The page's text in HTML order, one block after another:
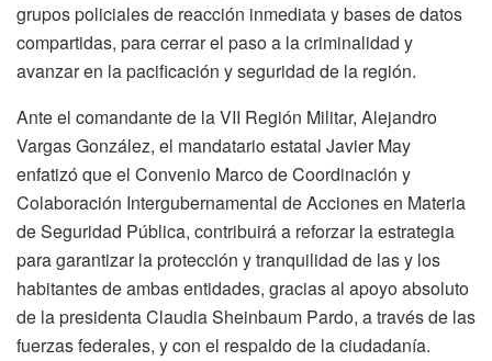
grupos policiales de reacción inmediata y bases de datos
compartidas, para cerrar el paso a la criminalidad y
avanzar en la pacificación y seguridad de la región.
Ante el comandante de la VII Región Militar, Alejandro
Vargas González, el mandatario estatal Javier May
enfatizó que el Convenio Marco de Coordinación y
Colaboración Intergubernamental de Acciones en Materia
de Seguridad Pública, contribuirá a reforzar la estrategia
para garantizar la protección y tranquilidad de las y los
habitantes de ambas entidades, gracias al apoyo absoluto
de la presidenta Claudia Sheinbaum Pardo, a través de las
fuerzas federales, y con el respaldo de la ciudadanía.